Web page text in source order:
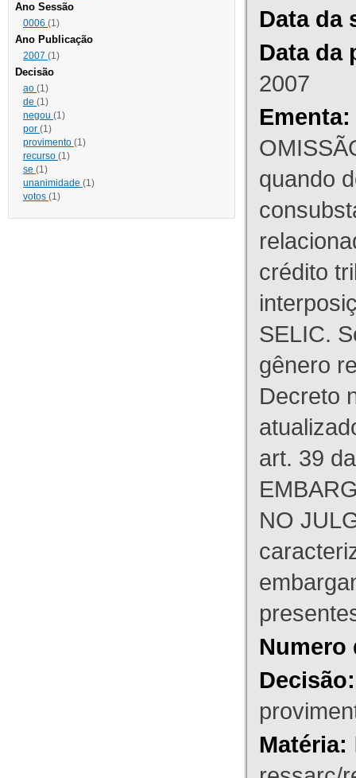
Ano Sessão
0006 (1)
Ano Publicação
2007 (1)
Decisão
ao (1)
de (1)
negou (1)
por (1)
provimento (1)
recurso (1)
se (1)
unanimidade (1)
votos (1)
Data da
Data da
2007
Ementa:
quando
crédito
SELIC.
gênero
Decreto
art. 39
NO
Numero
Decisão:
Matéria: